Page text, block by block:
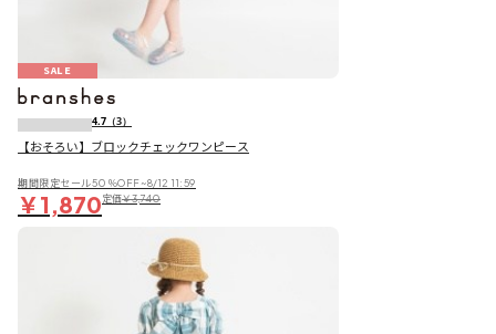
SALE
4.7 （3）
【おそろい】ブロックチェックワンピース
期間限定セール50％OFF~8/12 11:59
￥1,870定価￥3,740